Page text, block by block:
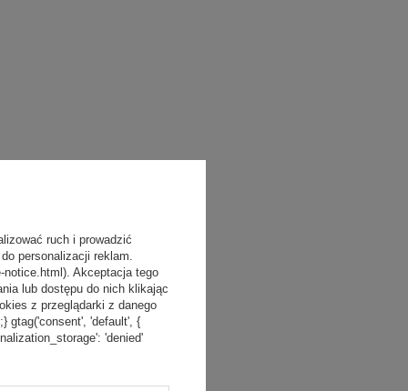
ruch i prowadzić
personalizacji reklam.
Akceptacja tego
lub dostępu do nich klikając
z przeglądarki z danego
gtag('consent', 'default', {
'denied'